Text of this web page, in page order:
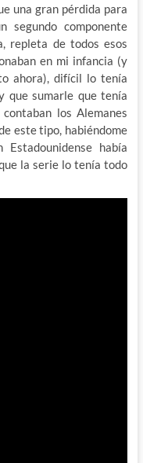
una gran pérdida para
segundo componente
repleta de todos esos
en mi infancia (y
ahora), difícil lo tenía
que sumarle que tenía
los Alemanes
este tipo, habiéndome
había
la serie lo tenía todo